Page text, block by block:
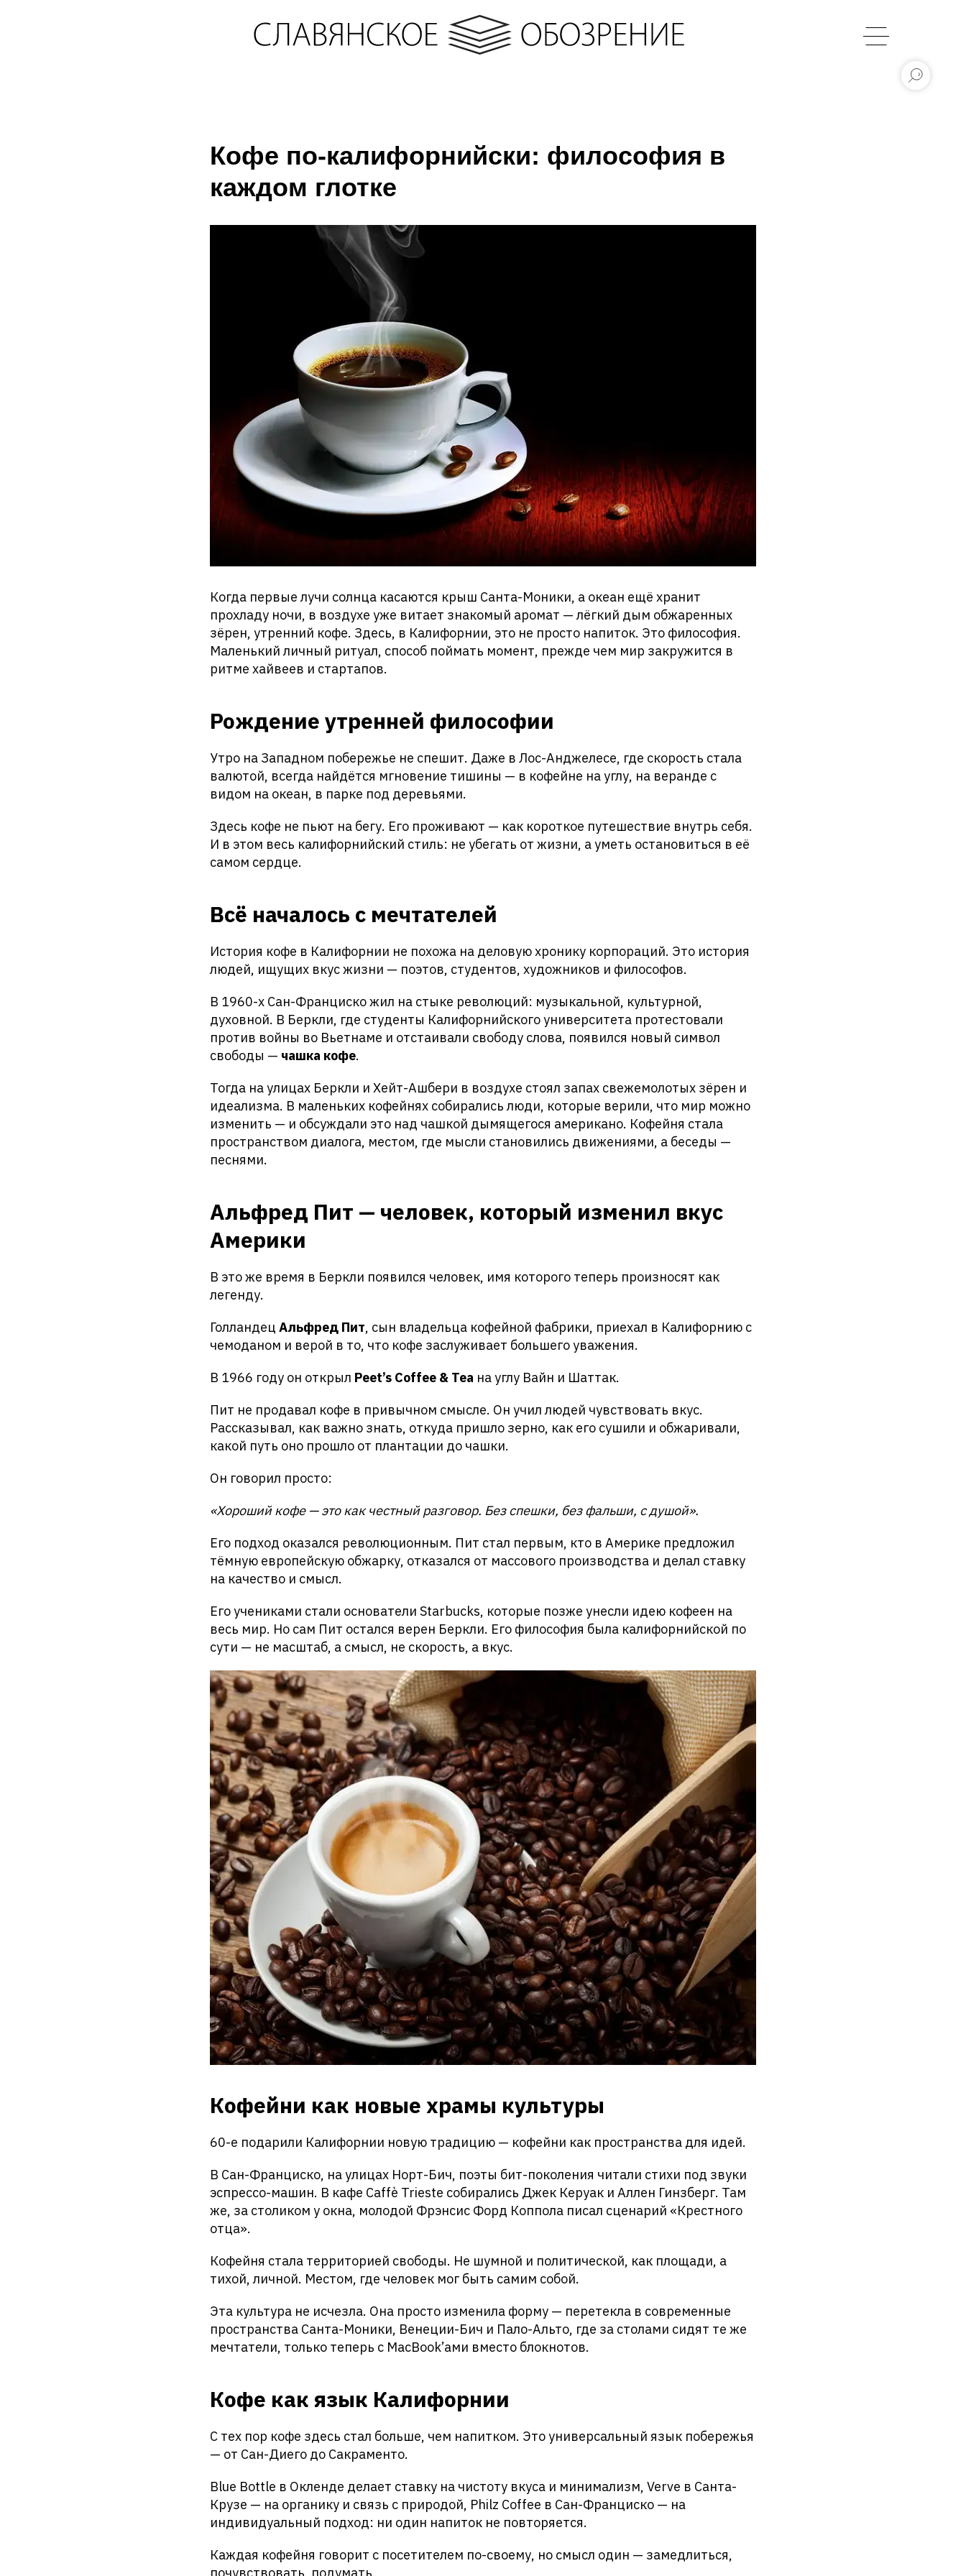
Кофе по-калифорнийски: философия в
каждом глотке
Когда первые лучи солнца касаются крыш Санта-Моники, а океан ещё хранит
прохладу ночи, в воздухе уже витает знакомый аромат — лёгкий дым обжаренных
зёрен, утренний кофе. Здесь, в Калифорнии, это не просто напиток. Это философия.
Маленький личный ритуал, способ поймать момент, прежде чем мир закружится в
ритме хайвеев и стартапов.
Рождение утренней философии
Утро на Западном побережье не спешит. Даже в Лос-Анджелесе, где скорость стала
валютой, всегда найдётся мгновение тишины — в кофейне на углу, на веранде с
видом на океан, в парке под деревьями.
Здесь кофе не пьют на бегу. Его проживают — как короткое путешествие внутрь себя.
И в этом весь калифорнийский стиль: не убегать от жизни, а уметь остановиться в её
самом сердце.
Всё началось с мечтателей
История кофе в Калифорнии не похожа на деловую хронику корпораций. Это история
людей, ищущих вкус жизни — поэтов, студентов, художников и философов.
В 1960-х Сан-Франциско жил на стыке революций: музыкальной, культурной,
духовной. В Беркли, где студенты Калифорнийского университета протестовали
против войны во Вьетнаме и отстаивали свободу слова, появился новый символ
свободы — чашка кофе.
Тогда на улицах Беркли и Хейт-Ашбери в воздухе стоял запах свежемолотых зёрен и
идеализма. В маленьких кофейнях собирались люди, которые верили, что мир можно
изменить — и обсуждали это над чашкой дымящегося американо. Кофейня стала
пространством диалога, местом, где мысли становились движениями, а беседы —
песнями.
Альфред Пит — человек, который изменил вкус
Америки
В это же время в Беркли появился человек, имя которого теперь произносят как
легенду.
Голландец Альфред Пит, сын владельца кофейной фабрики, приехал в Калифорнию с
чемоданом и верой в то, что кофе заслуживает большего уважения.
В 1966 году он открыл Peet’s Coffee & Tea на углу Вайн и Шаттак.
Пит не продавал кофе в привычном смысле. Он учил людей чувствовать вкус.
Рассказывал, как важно знать, откуда пришло зерно, как его сушили и обжаривали,
какой путь оно прошло от плантации до чашки.
Он говорил просто:
«Хороший кофе — это как честный разговор. Без спешки, без фальши, с душой».
Его подход оказался революционным. Пит стал первым, кто в Америке предложил
тёмную европейскую обжарку, отказался от массового производства и делал ставку
на качество и смысл.
Его учениками стали основатели Starbucks, которые позже унесли идею кофеен на
весь мир. Но сам Пит остался верен Беркли. Его философия была калифорнийской по
сути — не масштаб, а смысл, не скорость, а вкус.
Кофейни как новые храмы культуры
60-е подарили Калифорнии новую традицию — кофейни как пространства для идей.
В Сан-Франциско, на улицах Норт-Бич, поэты бит-поколения читали стихи под звуки
эспрессо-машин. В кафе Caffè Trieste собирались Джек Керуак и Аллен Гинзберг. Там
же, за столиком у окна, молодой Фрэнсис Форд Коппола писал сценарий «Крестного
отца».
Кофейня стала территорией свободы. Не шумной и политической, как площади, а
тихой, личной. Местом, где человек мог быть самим собой.
Эта культура не исчезла. Она просто изменила форму — перетекла в современные
пространства Санта-Моники, Венеции-Бич и Пало-Альто, где за столами сидят те же
мечтатели, только теперь с MacBook’ами вместо блокнотов.
Кофе как язык Калифорнии
С тех пор кофе здесь стал больше, чем напитком. Это универсальный язык побережья
— от Сан-Диего до Сакраменто.
Blue Bottle в Окленде делает ставку на чистоту вкуса и минимализм, Verve в Санта-
Крузе — на органику и связь с природой, Philz Coffee в Сан-Франциско — на
индивидуальный подход: ни один напиток не повторяется.
Каждая кофейня говорит с посетителем по-своему, но смысл один — замедлиться,
почувствовать, подумать.